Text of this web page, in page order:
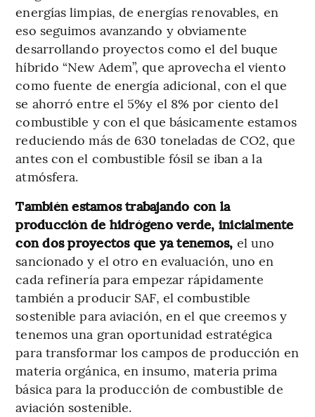
energías limpias, de energías renovables, en
eso seguimos avanzando y obviamente
desarrollando proyectos como el del buque
híbrido “New Adem”, que aprovecha el viento
como fuente de energía adicional, con el que
se ahorró entre el 5%y el 8% por ciento del
combustible y con el que básicamente estamos
reduciendo más de 630 toneladas de CO2, que
antes con el combustible fósil se iban a la
atmósfera.
También estamos trabajando con la
producción de hidrógeno verde, inicialmente
con dos proyectos que ya tenemos, el uno
sancionado y el otro en evaluación, uno en
cada refinería para empezar rápidamente
también a producir SAF, el combustible
sostenible para aviación, en el que creemos y
tenemos una gran oportunidad estratégica
para transformar los campos de producción en
materia orgánica, en insumo, materia prima
básica para la producción de combustible de
aviación sostenible.